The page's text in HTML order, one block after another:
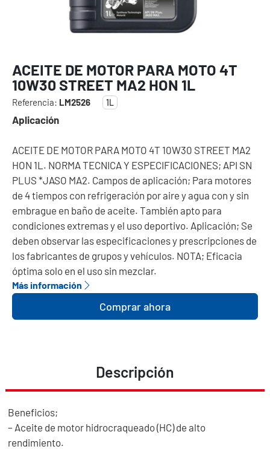
ACEITE DE MOTOR PARA MOTO 4T
10W30 STREET MA2 HON 1L
Referencia: LM2526 1L
Aplicación
ACEITE DE MOTOR PARA MOTO 4T 10W30 STREET MA2
HON 1L. NORMA TECNICA Y ESPECIFICACIONES; API SN
PLUS *JASO MA2. Campos de aplicación; Para motores
de 4 tiempos con refrigeración por aire y agua con y sin
embrague en baño de aceite. También apto para
condiciones extremas y el uso deportivo. Aplicación; Se
deben observar las especificaciones y prescripciones de
los fabricantes de grupos y vehículos. NOTA; Eficacia
óptima solo en el uso sin mezclar.
Más información
Comprar ahora
Descripción
Beneficios;
– Aceite de motor hidrocraqueado (HC) de alto
rendimiento.